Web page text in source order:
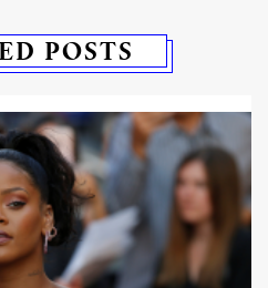
POSTS